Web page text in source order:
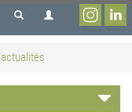
actualités